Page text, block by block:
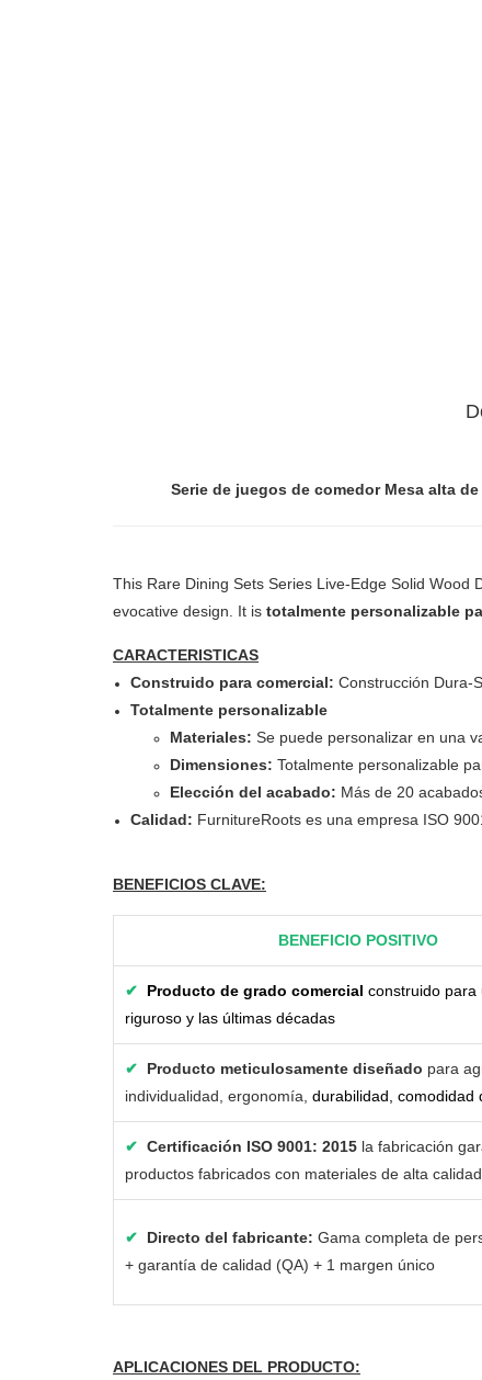
Serie de juegos de comedor Mesa alta
This Rare Dining Sets Series Live-Edge Solid Wood
evocative design. It is totalmente personalizable
CARACTERISTICAS
Construido para comercial: Construcción Dura-
Totalmente personalizable
Materiales: Se puede personalizar en una
Dimensiones: Totalmente personalizable
Elección del acabado: Más de 20
Calidad: FurnitureRoots es una empresa ISO
BENEFICIOS CLAVE:
BENEFICIO POSITIVO
✔ Producto de grado comercial construido para
riguroso y las últimas décadas
✔ Producto meticulosamente diseñado para
individualidad, ergonomía, durabilidad, comodidad
✔ Certificación ISO 9001: 2015 la fabricación
productos fabricados con materiales de alta calidad
✔ Directo del fabricante: Gama completa de
+ garantía de calidad (QA) + 1 margen único
APLICACIONES DEL PRODUCTO: